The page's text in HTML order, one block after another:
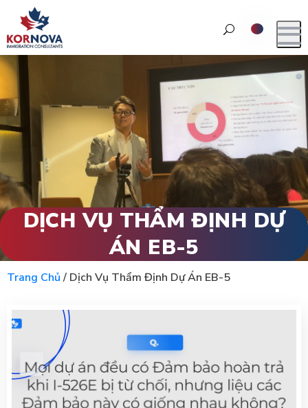
DỊCH VỤ THẨM ĐỊNH DỰ
ÁN EB-5
Trang Chủ/ Dịch Vụ Thẩm Định Dự Án EB-5